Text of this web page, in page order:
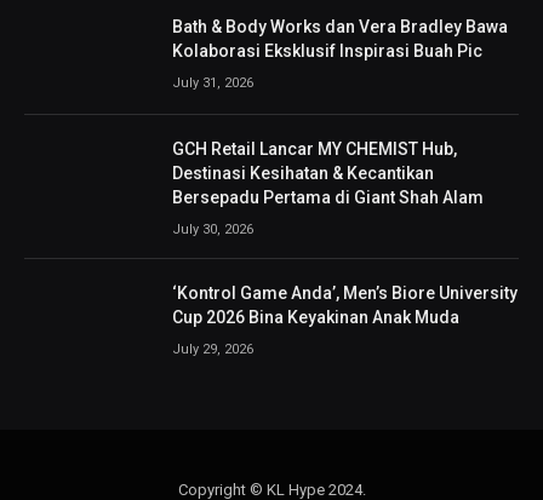
Bath & Body Works dan Vera Bradley Bawa
Kolaborasi Eksklusif Inspirasi Buah Pic
July 31, 2026
GCH Retail Lancar MY CHEMIST Hub,
Destinasi Kesihatan & Kecantikan
Bersepadu Pertama di Giant Shah Alam
July 30, 2026
‘Kontrol Game Anda’, Men’s Biore University
Cup 2026 Bina Keyakinan Anak Muda
July 29, 2026
Copyright © KL Hype 2024.